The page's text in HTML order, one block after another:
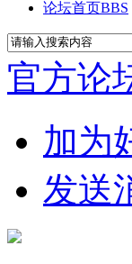
论坛首页BBS
官方论
加为
发送